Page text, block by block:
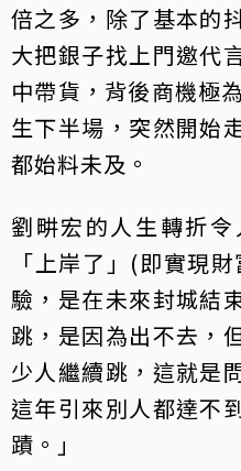
倍之多，除了基本的
大把銀子找上門邀代
中帶貨，背後商機極
生下半場，突然開始
都始料未及。
劉畊宏的人生轉折
「上岸了」(即實現
驗，是在未來封城結
跳，是因為出不去，
少人繼續跳，這就是
這年引來別人都達不
蹟。」